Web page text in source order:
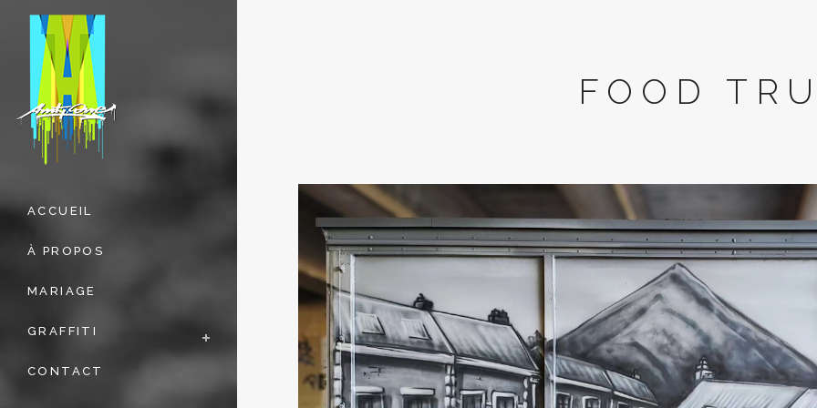
ACCUEIL
À PROPOS
MARIAGE
GRAFFITI
CONTACT
FOOD